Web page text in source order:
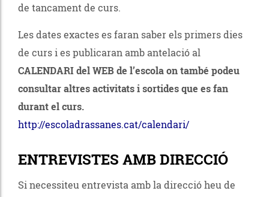
de tancament de curs.
Les dates exactes es faran saber els primers dies
de curs i es publicaran amb antelació al
CALENDARI del WEB de l’escola on també podeu
consultar altres activitats i sortides que es fan
durant el curs.
http://escoladrassanes.cat/calendari/
ENTREVISTES AMB DIRECCIÓ
Si necessiteu entrevista amb la direcció heu de